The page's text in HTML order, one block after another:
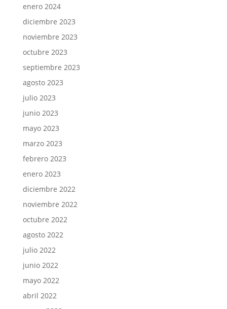
enero 2024
diciembre 2023
noviembre 2023
octubre 2023
septiembre 2023
agosto 2023
julio 2023
junio 2023
mayo 2023
marzo 2023
febrero 2023
enero 2023
diciembre 2022
noviembre 2022
octubre 2022
agosto 2022
julio 2022
junio 2022
mayo 2022
abril 2022